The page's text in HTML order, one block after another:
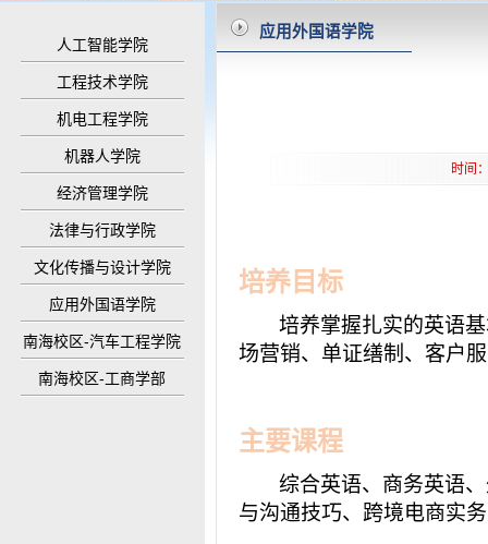
人工智能学院
工程技术学院
机电工程学院
机器人学院
经济管理学院
法律与行政学院
文化传播与设计学院
应用外国语学院
南海校区-汽车工程学院
南海校区-工商学部
应用外国语学院
时间
培养目标
培养掌握扎实的英语
场营销、单证缮制、客户
主要课程
综合英语、商务英语
与沟通技巧、跨境电商实